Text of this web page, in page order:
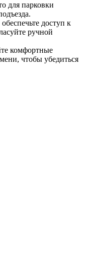
для парковки
обеспечьте доступ к
ручной
комфортные
чтобы убедиться